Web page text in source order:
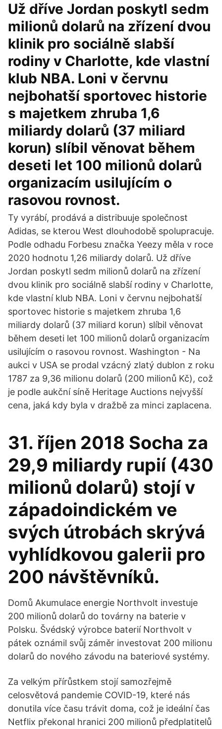
Už dříve Jordan poskytl sedm
milionů dolarů na zřízení dvou
klinik pro sociálně slabší
rodiny v Charlotte, kde vlastní
klub NBA. Loni v červnu
nejbohatší sportovec historie
s majetkem zhruba 1,6
miliardy dolarů (37 miliard
korun) slíbil věnovat během
deseti let 100 milionů dolarů
organizacím usilujícím o
rasovou rovnost.
Ty vyrábí, prodává a distribuuje společnost
Adidas, se kterou West dlouhodobě spolupracuje.
Podle odhadu Forbesu značka Yeezy měla v roce
2020 hodnotu 1,26 miliardy dolarů. Už dříve
Jordan poskytl sedm milionů dolarů na zřízení
dvou klinik pro sociálně slabší rodiny v Charlotte,
kde vlastní klub NBA. Loni v červnu nejbohatší
sportovec historie s majetkem zhruba 1,6
miliardy dolarů (37 miliard korun) slíbil věnovat
během deseti let 100 milionů dolarů organizacím
usilujícím o rasovou rovnost. Washington - Na
aukci v USA se prodal vzácný zlatý dublon z roku
1787 za 9,36 milionu dolarů (200 milionů Kč), což
je podle aukční síně Heritage Auctions nejvyšší
cena, jaká kdy byla v dražbě za minci zaplacena.
31. říjen 2018 Socha za
29,9 miliardy rupií (430
milionů dolarů) stojí v
západoindickém ve
svých útrobách skrývá
vyhlídkovou galerii pro
200 návštěvníků.
Domů Akumulace energie Northvolt investuje
200 milionů dolarů do továrny na baterie v
Polsku. Švédský výrobce baterií Northvolt v
pátek oznámil svůj záměr investovat 200 milionu
dolarů do nového závodu na bateriové systémy.
Za velkým přírůstkem stojí samozřejmě
celosvětová pandemie COVID-19, které nás
donutila více času trávit doma, což je ideální čas
Netflix překonal hranici 200 milionů předplatitelů